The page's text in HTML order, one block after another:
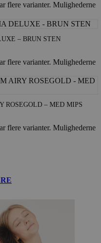
flere varianter. Mulighederne
– BRUN STEN
flere varianter. Mulighederne
ROSEGOLD – MED MIPS
flere varianter. Mulighederne